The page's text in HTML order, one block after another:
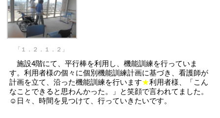
「１．２．１．２」
施設4階にて、平行棒を利用し、機能訓練を行っていま
す。利用者様の個々に個別機能訓練計画に基づき、看護師が
計画を立て、沿った機能訓練を行います★利用者様、「こん
なことできると思わんかった。」と笑顔で言われてました。
☺日々、時間を見つけて、行っていきたいです。